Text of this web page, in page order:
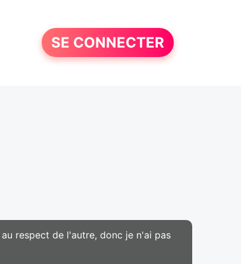
SE CONNECTER
respect de l'autre, donc je n'ai pas